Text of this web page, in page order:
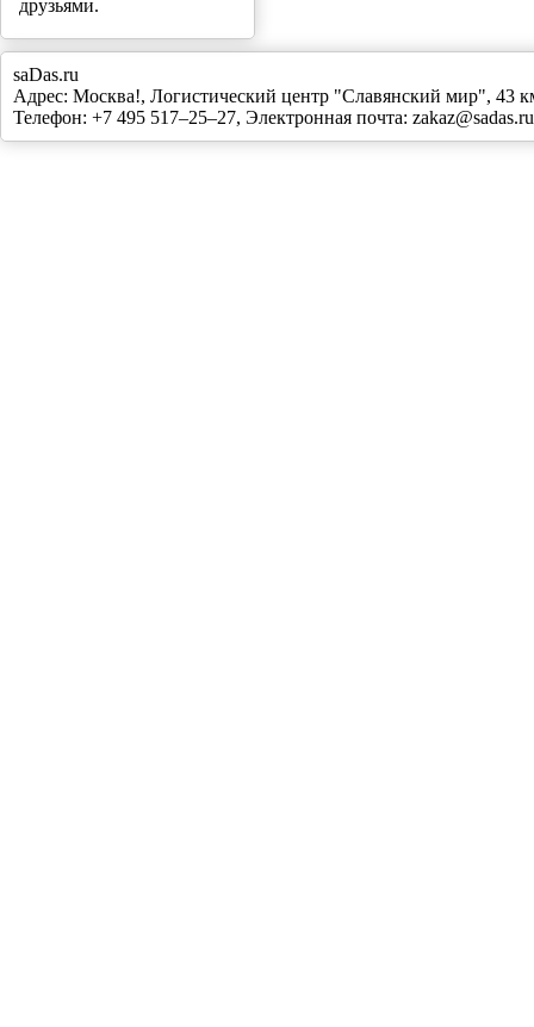
друзьями.
saDas.ru
Адрес: Москва!, Логистический центр "Славянский мир",
Телефон: +7 495 517–25–27, Электронная почта: zakaz@sadas.ru